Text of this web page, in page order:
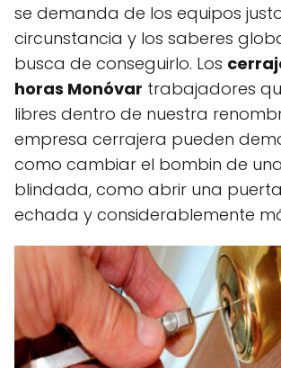
se demanda de los equipos
circunstancia y los saberes
busca de conseguirlo. Los
horas Monóvar trabajadores
libres dentro de nuestra
empresa cerrajera pueden
como cambiar el bombin de
blindada, como abrir una
echada y considerablemente